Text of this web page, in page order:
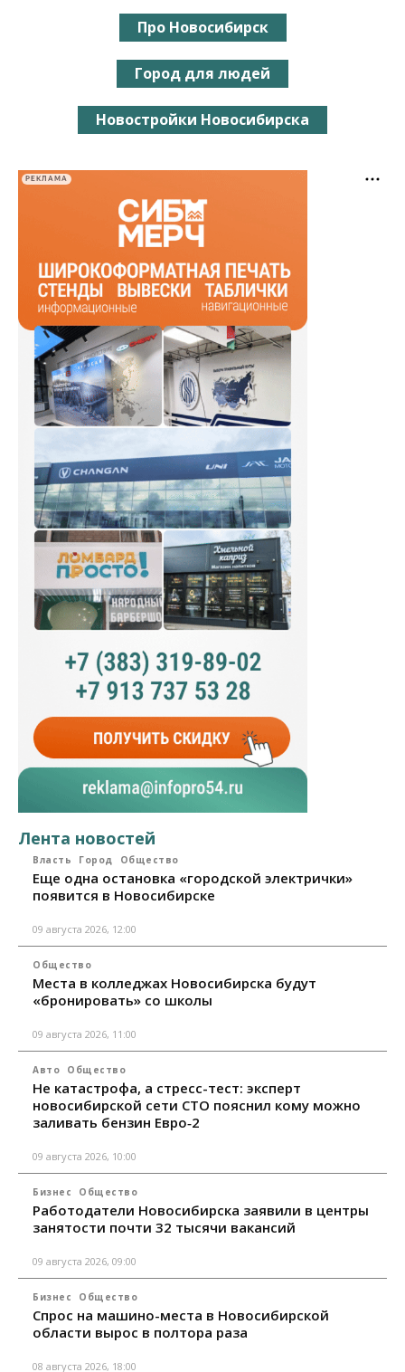
Про Новосибирск
Город для людей
Новостройки Новосибирска
РЕКЛАМА
Лента новостей
Власть Город Общество
Еще одна остановка «городской электрички»
появится в Новосибирске
09 августа 2026, 12:00
Общество
Места в колледжах Новосибирска будут
«бронировать» со школы
09 августа 2026, 11:00
Авто Общество
Не катастрофа, а стресс-тест: эксперт
новосибирской сети СТО пояснил кому можно
заливать бензин Евро‑2
09 августа 2026, 10:00
Бизнес Общество
Работодатели Новосибирска заявили в центры
занятости почти 32 тысячи вакансий
09 августа 2026, 09:00
Бизнес Общество
Спрос на машино-места в Новосибирской
области вырос в полтора раза
08 августа 2026, 18:00